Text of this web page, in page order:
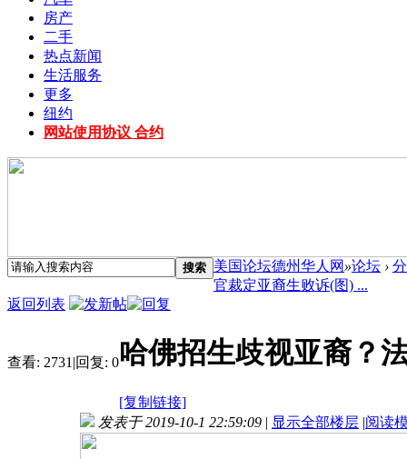
房产
二手
热点新闻
生活服务
更多
纽约
网站使用协议 合约
搜索 美国论坛德州华人网 »论坛 ›
官裁定亚裔生败诉(图) ...
返回列表
查看: 2731 |回复: 0哈佛招生歧视亚裔？
[复制链接]
发表于 2019-10-1 22:59:09 | 显示全部楼层 |阅读